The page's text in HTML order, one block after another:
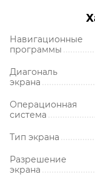
Навигационные
программы
Диагональ
экрана
Операционная
система
Тип экрана
Разрешение
экрана